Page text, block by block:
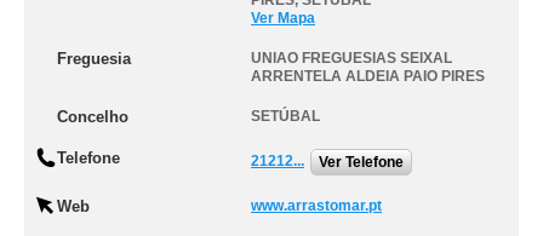
Ver Mapa
Freguesia
UNIAO FREGUESIAS SEIXAL
ARRENTELA ALDEIA PAIO PIRES
Concelho SETÚBAL
Telefone 21212... Ver Telefone
Web www.arrastomar.pt